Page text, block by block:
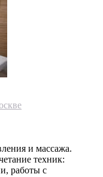
и массажа.
техник:
работы с